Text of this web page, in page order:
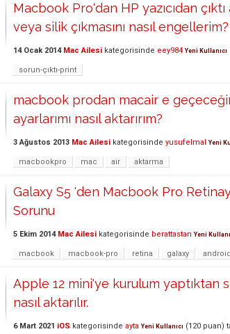
Macbook Pro'dan HP yazıcıdan
veya silik çıkmasını nasıl engellerim?
14 Ocak 2014 Mac Ailesi kategorisinde eey984 Yeni Kullanıcı
sorun-çıktı-print
macbook prodan macair e
ayarlarımı nasıl aktarırım?
3 Ağustos 2013 Mac Ailesi kategorisinde yusufelmal Yeni
macbookpro mac air aktarma
Galaxy S5 'den Macbook Pro
Sorunu
5 Ekim 2014 Mac Ailesi kategorisinde berattastan Yeni
macbook macbook-pro retina galaxy android
Apple 12 mini'ye kurulum yaptıktan
nasıl aktarılır.
6 Mart 2021 iOS kategorisinde ayta Yeni Kullanıcı (120 puan)